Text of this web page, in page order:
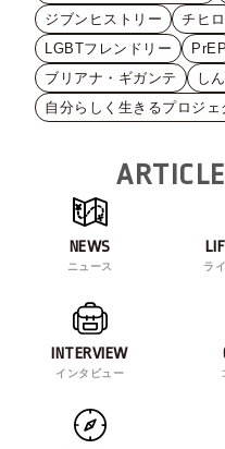
ジブンヒストリー
チヒ
LGBTフレンドリー
PrEP
ブリアナ・ギガンテ
し
自分らしく生きるプロジェ
NEWS
ニュース ラ
INTERVIEW
インタビュー